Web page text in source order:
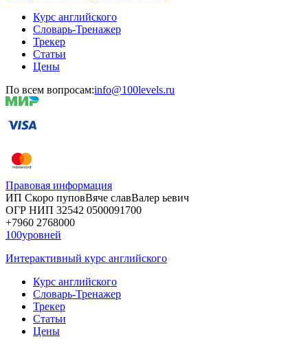
Курс английского
Словарь-Тренажер
Трекер
Статьи
Цены
По всем вопросам:info@100levels.ru
Правовая информация
ИП Скоро пуповВяче славВалер ьевич
ОГР НИП 32542 0500091700
+7960 2768000
100уровней
Интерактивный курс английского
Курс английского
Словарь-Тренажер
Трекер
Статьи
Цены